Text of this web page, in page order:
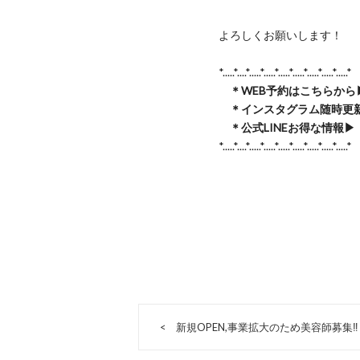
よろしくお願いします！
*.....*....*.....*.....*.....*.....*.....*.....*.....*
＊WEB予約はこちらか
＊ インスタグラム随時
＊公式LINEお得な情報▶︎
*.....*....*.....*.....*.....*.....*.....*.....*.....*
新規OPEN,事業拡大のため美容師募集‼︎